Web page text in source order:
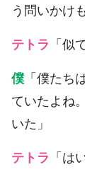
う問いかけ
テトラ 「似
僕 「僕たち
ていたよね
いた」
テトラ 「は